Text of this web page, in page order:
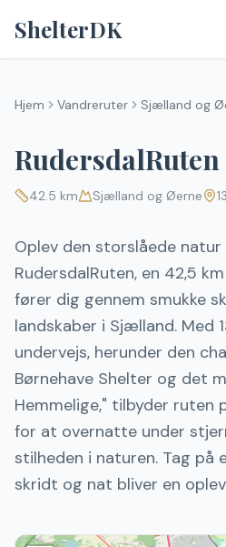
ShelterDK
Hjem Vandreruter Sjælland og
RudersdalRuten
42.5 km Sjælland og Øerne 13
Oplev den storslåede natur
RudersdalRuten, en 42,5
fører dig gennem smukke
landskaber i Sjælland. Med
undervejs, herunder den
Børnehave Shelter og det
Hemmelige," tilbyder ruten
for at overnatte under
stilheden i naturen. Tag på
skridt og nat bliver en